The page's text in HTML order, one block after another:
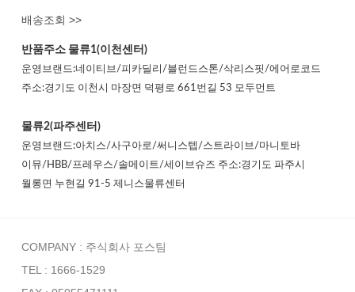
배송조회 >>
반품주소 물류1(이천센터)
운영브랜드:네이티브/피카딜리/블런드스톤/삭리스핏/에어로코드
주소:경기도 이천시 마장면 덕평로 661번길 53 모두먼트
물류2(파주센터)
운영브랜드:아치스/사구아로/써니스텝/스트라이브/마니토바
이뮤/HBB/프레우스/솔메이트/세이브슈즈 주소:경기도 파주시
월롱면 누현길 91-5 제니스물류센터
COMPANY : 주식회사 포스팀
TEL : 1666-1529